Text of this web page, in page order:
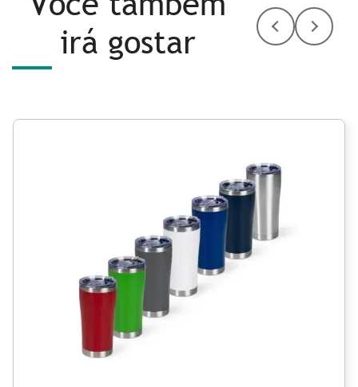
irá gostar